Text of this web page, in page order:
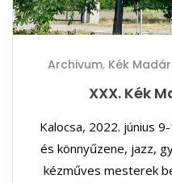
Archivum, Kék
XXX. Kék
Kalocsa, 2022. június
és könnyűzene, jazz,
kézműves mesterek